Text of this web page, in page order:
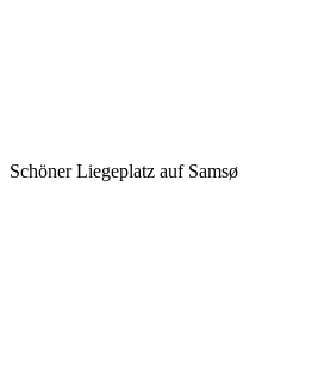
Schöner Liegeplatz auf Samsø